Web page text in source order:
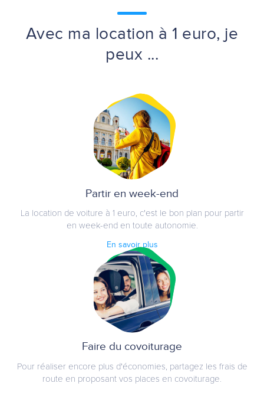
Avec ma location à 1 euro, je
peux ...
Partir en week-end
La location de voiture à 1 euro, c'est le bon plan pour partir
en week-end en toute autonomie.
En savoir plus
Faire du covoiturage
Pour réaliser encore plus d'économies, partagez les frais de
route en proposant vos places en covoiturage.